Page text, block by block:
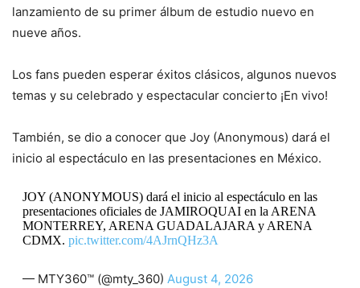
lanzamiento de su primer álbum de estudio nuevo en
nueve años.
Los fans pueden esperar éxitos clásicos, algunos nuevos
temas y su celebrado y espectacular concierto ¡En vivo!
También, se dio a conocer que Joy (Anonymous) dará el
inicio al espectáculo en las presentaciones en México.
JOY (ANONYMOUS) dará el inicio al espectáculo en las
presentaciones oficiales de JAMIROQUAI en la ARENA
MONTERREY, ARENA GUADALAJARA y ARENA
CDMX. pic.twitter.com/4AJrnQHz3A
— MTY360™ (@mty_360) August 4, 2026